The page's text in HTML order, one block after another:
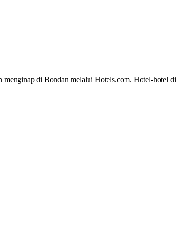
di Bondan melalui Hotels.com. Hotel-hotel